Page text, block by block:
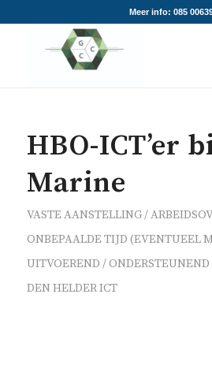
Meer info: 085
HBO-ICT’er
Marine
VASTE AANSTELLING /
ONBEPAALDE TIJD (EVENTUEEL
UITVOEREND / ONDERSTEUNEND
DEN HELDERICT